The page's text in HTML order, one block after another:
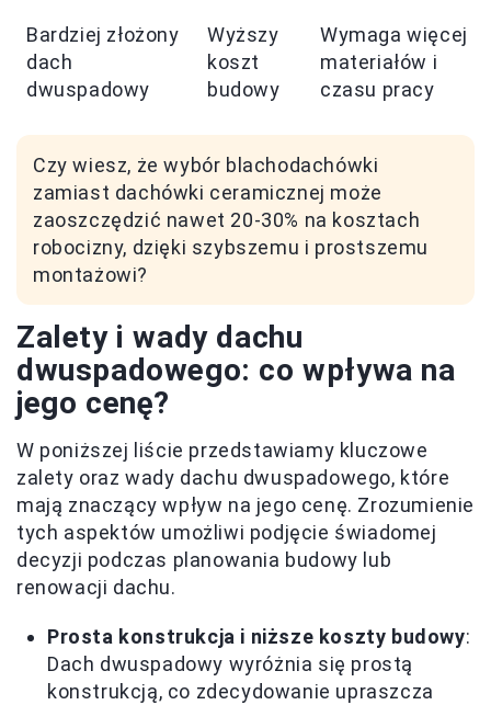
Bardziej złożony
dach
dwuspadowy
Wyższy
koszt
budowy
Wymaga więcej
materiałów i
czasu pracy
Czy wiesz, że wybór blachodachówki
zamiast dachówki ceramicznej może
zaoszczędzić nawet 20-30% na kosztach
robocizny, dzięki szybszemu i prostszemu
montażowi?
Zalety i wady dachu
dwuspadowego: co wpływa na
jego cenę?
W poniższej liście przedstawiamy kluczowe
zalety oraz wady dachu dwuspadowego, które
mają znaczący wpływ na jego cenę. Zrozumienie
tych aspektów umożliwi podjęcie świadomej
decyzji podczas planowania budowy lub
renowacji dachu.
Prosta konstrukcja i niższe koszty budowy:
Dach dwuspadowy wyróżnia się prostą
konstrukcją, co zdecydowanie upraszcza